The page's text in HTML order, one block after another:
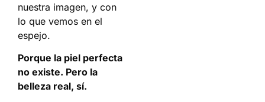
nuestra imagen, y con
lo que vemos en el
espejo.
Porque la piel perfecta
no existe. Pero la
belleza real, sí.